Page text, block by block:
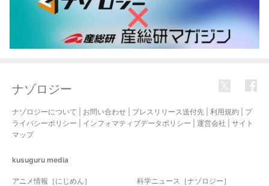
ナゾロジー
ナゾロジーについて お問い合わせ プレスリリース送付先 利用規約
プ
ライバシーポリシー
インフォマティブデータポリシー 運営会社
サイト
マップ
kusuguru media
アニメ情報［にじめん］ 科学ニュース［ナゾロジー］